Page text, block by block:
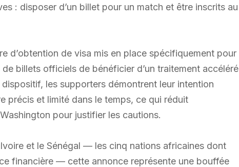
: disposer d’un billet pour un match et être inscrits au
d’obtention de visa mis en place spécifiquement pour
billets officiels de bénéficier d’un traitement accéléré
les supporters démontrent leur intention
précis et limité dans le temps, ce qui réduit
pour justifier les cautions.
et le Sénégal — les cinq nations africaines dont
financière — cette annonce représente une bouffée